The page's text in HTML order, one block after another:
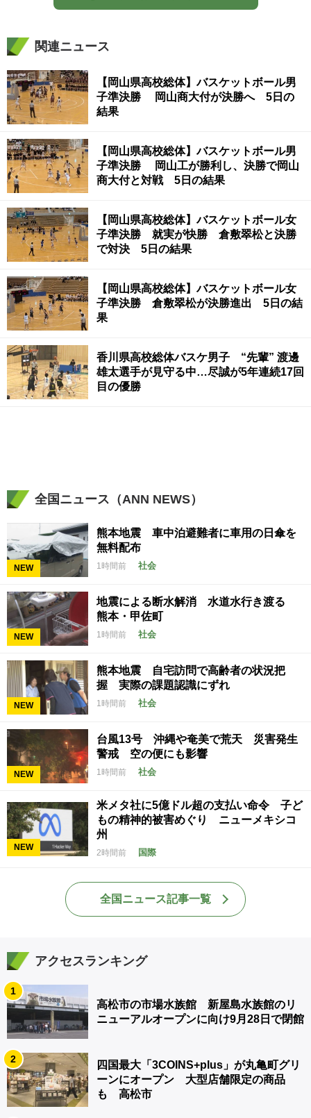
関連ニュース
【岡山県高校総体】バスケットボール男
子準決勝 岡山商大付が決勝へ 5日の
結果
【岡山県高校総体】バスケットボール男
子準決勝 岡山工が勝利し、決勝で岡山
商大付と対戦 5日の結果
【岡山県高校総体】バスケットボール女
子準決勝 就実が快勝 倉敷翠松と決勝
で対決 5日の結果
【岡山県高校総体】バスケットボール女
子準決勝 倉敷翠松が決勝進出 5日の結
果
香川県高校総体バスケ男子 “先輩” 渡邊
雄太選手が見守る中…尽誠が5年連続17回
目の優勝
全国ニュース（ANN NEWS）
NEW
熊本地震 車中泊避難者に車用の日傘を
無料配布
1時間前 社会
NEW
地震による断水解消 水道水行き渡る
熊本・甲佐町
1時間前 社会
NEW
熊本地震 自宅訪問で高齢者の状況把
握 実際の課題認識にずれ
1時間前 社会
NEW
台風13号 沖縄や奄美で荒天 災害発生
警戒 空の便にも影響
1時間前 社会
NEW
米メタ社に5億ドル超の支払い命令 子ど
もの精神的被害めぐり ニューメキシコ
州
2時間前 国際
全国ニュース記事一覧
アクセスランキング
1
高松市の市場水族館 新屋島水族館のリ
ニューアルオープンに向け9月28日で閉館
2
四国最大「3COINS+plus」が丸亀町グリ
ーンにオープン 大型店舗限定の商品
も 高松市